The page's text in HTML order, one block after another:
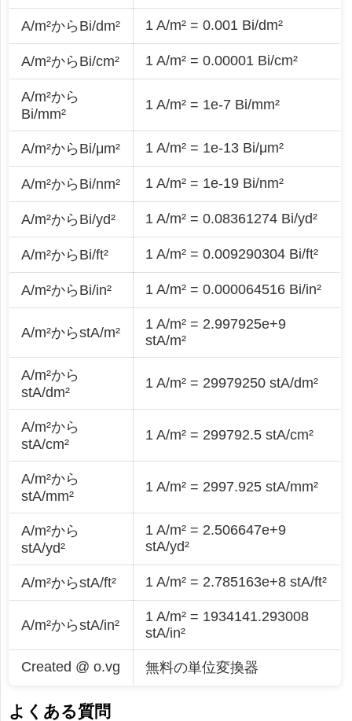
A/m²からBi/dm² 1 A/m² = 0.001 Bi/dm²
A/m²からBi/cm² 1 A/m² = 0.00001 Bi/cm²
A/m²から
Bi/mm²
1 A/m² = 1e-7 Bi/mm²
A/m²からBi/μm² 1 A/m² = 1e-13 Bi/μm²
A/m²からBi/nm² 1 A/m² = 1e-19 Bi/nm²
A/m²からBi/yd² 1 A/m² = 0.08361274 Bi/yd²
A/m²からBi/ft² 1 A/m² = 0.009290304 Bi/ft²
A/m²からBi/in² 1 A/m² = 0.000064516 Bi/in²
A/m²からstA/m²
1 A/m² = 2.997925e+9
stA/m²
A/m²から
stA/dm²
1 A/m² = 29979250 stA/dm²
A/m²から
stA/cm²
1 A/m² = 299792.5 stA/cm²
A/m²から
stA/mm²
1 A/m² = 2997.925 stA/mm²
A/m²から
stA/yd²
1 A/m² = 2.506647e+9
stA/yd²
A/m²からstA/ft² 1 A/m² = 2.785163e+8 stA/ft²
A/m²からstA/in²
1 A/m² = 1934141.293008
stA/in²
Created @ o.vg 無料の単位変換器
よくある質問